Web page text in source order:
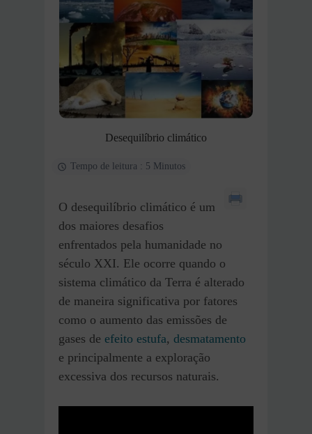
Desequilíbrio climático
Tempo de leitura : 5 Minutos
O desequilíbrio climático é um
dos maiores desafios
enfrentados pela humanidade no
século XXI. Ele ocorre quando o
sistema climático da Terra é alterado
de maneira significativa por fatores
como o aumento das emissões de
gases de efeito estufa, desmatamento
e principalmente a exploração
excessiva dos recursos naturais.